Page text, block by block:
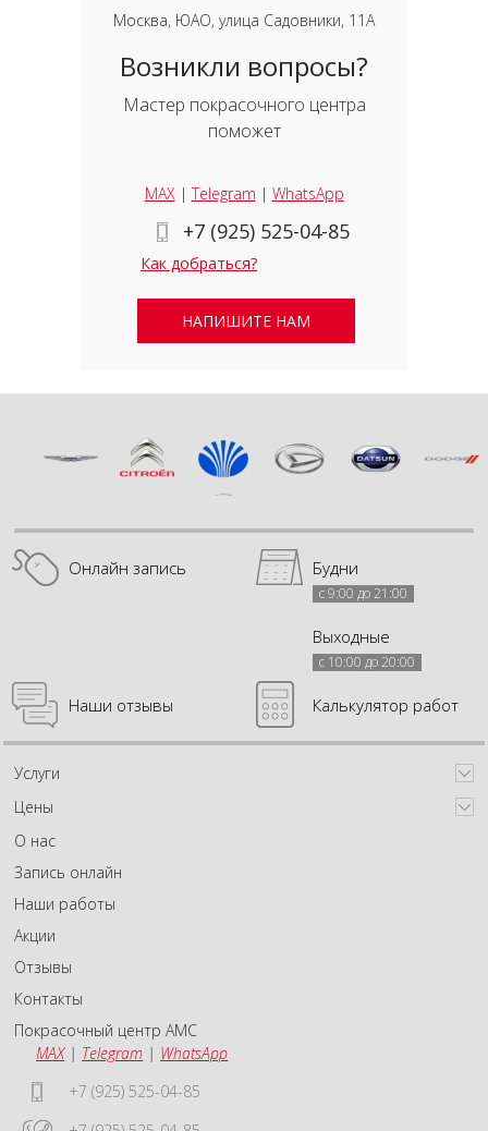
Москва, ЮАО, улица Садовники, 11А
Возникли вопросы?
Мастер покрасочного центра
поможет
MAX|Telegram | WhatsApp
+7 (925) 525-04-85
Как добраться?
НАПИШИТЕ НАМ
Онлайн запись Будни
с 9:00 до 21:00
Выходные
с 10:00 до 20:00
Наши отзывы Калькулятор работ
Услуги
Цены
О нас
Запись онлайн
Наши работы
Акции
Отзывы
Контакты
Покрасочный центр АМС
MAX| Telegram | WhatsApp
+7 (925) 525-04-85